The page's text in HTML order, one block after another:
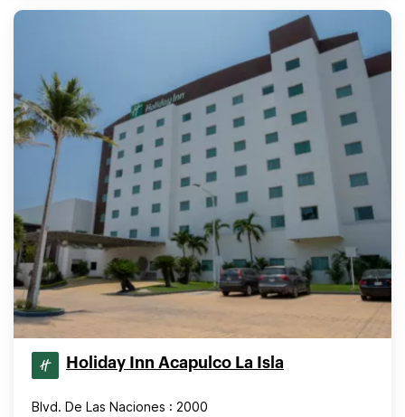
Holiday Inn Acapulco La Isla
Blvd. De Las Naciones : 2000